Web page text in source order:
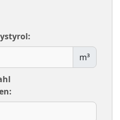
m³